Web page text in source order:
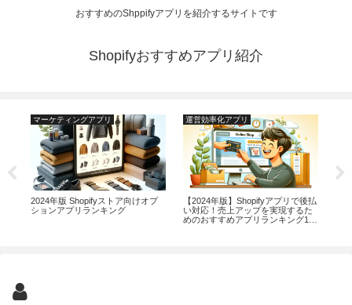
おすすめのShppifyアプリを紹介するサイトです
Shopifyおすすめアプリ紹介
マーケティングアプリ
2024年版 Shopifyストア向けオプ
ションアプリランキング
運営効率化アプリ
【2024年版】Shopifyアプリで後払
い対応！売上アップを実現するた
めのおすすめアプリランキング14